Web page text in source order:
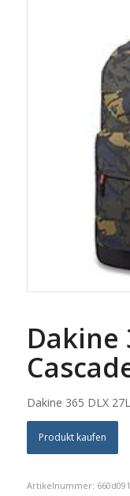
Dakine
Dakine 365 DLX
Produkt kaufen
Artikelnummer: